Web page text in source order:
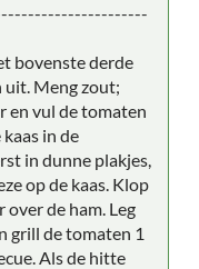
bovenste derde
uit. Meng zout;
en vul de tomaten
in de
in dunne plakjes,
op de kaas. Klop
over de ham. Leg
grill de tomaten 1
Als de hitte